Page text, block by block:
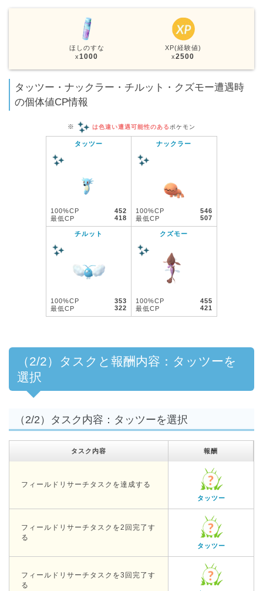
ほしのすな
x1000
XP(経験値)
x2500
タッツー・ナックラー・チルット・クズモー遭遇時
の個体値CP情報
※ は色違い遭遇可能性のある ポケモン
タッツー
100%CP
452
最低CP
418
ナックラー
100%CP
546
最低CP
507
チルット
100%CP
353
最低CP
322
クズモー
100%CP
455
最低CP
421
（2/2）タスクと報酬内容：タッツーを
選択
（2/2）タスク内容：タッツーを選択
タスク内容 報酬
フィールドリサーチタスクを達成する
タッツー
フィールドリサーチタスクを2回完了す
る
タッツー
フィールドリサーチタスクを3回完了す
る